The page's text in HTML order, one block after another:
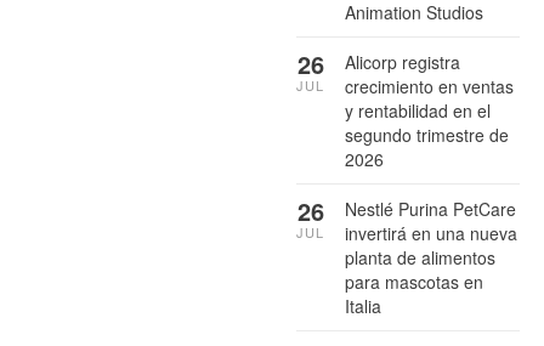
Animation Studios
Alicorp registra
crecimiento en ventas
y rentabilidad en el
segundo trimestre de
2026
26
JUL
Nestlé Purina PetCare
invertirá en una nueva
planta de alimentos
para mascotas en
Italia
26
JUL